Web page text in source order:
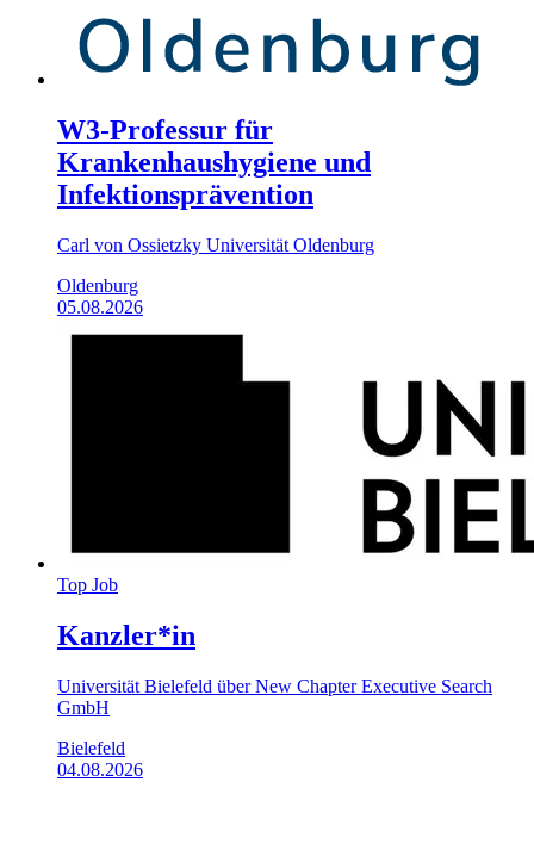
W3-Professur für
Krankenhaushygiene und
Infektionsprävention
Carl von Ossietzky Universität Oldenburg
Oldenburg
05.08.2026
Top Job
Kanzler*in
Universität Bielefeld über New Chapter Executive Search
GmbH
Bielefeld
04.08.2026